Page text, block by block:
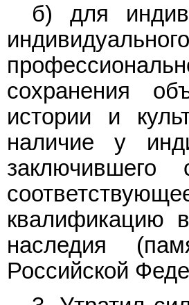
б) для
сохранения
истории и
наличие у
квалификацию
наследия
Российской